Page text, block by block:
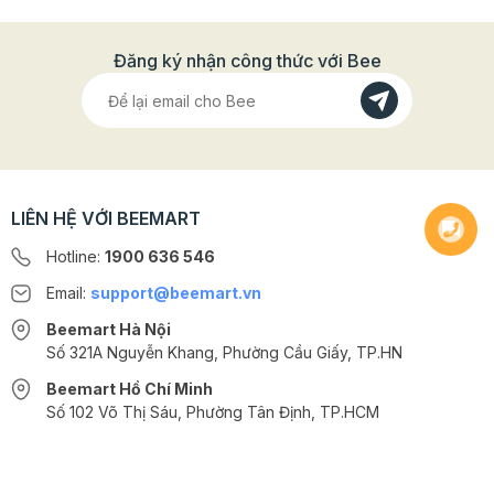
mousse, cheesecake việt quất, pudding, làm topping lên
các món bánh như panna cotta, sữa chua, trang trí mặt
bánh kem hoặc có thể phết bánh mì ăn sáng. Sản
so với khi chuẩn bị nguyên liệu tươi để pha chế hoặc
Đăng ký nhận công thức với Bee
LIÊN HỆ VỚI BEEMART
Hotline: 1900 636 546
Email: support@beemart.vn
Beemart Hà Nội
Số 321A Nguyễn Khang, Phường Cầu Giấy, TP.HN
Beemart Hồ Chí Minh
Số 102 Võ Thị Sáu, Phường Tân Định, TP.HCM